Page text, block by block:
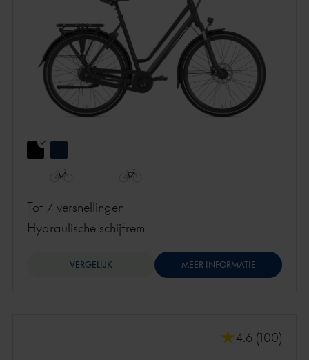
Tot 7 versnellingen
hydraulische schijfrem
VERGELIJK MEER INFORMATIE
4.6 (100)